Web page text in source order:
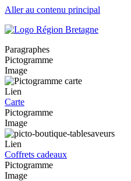
Aller au contenu principal
Paragraphes
Pictogramme
Image
Lien
Carte
Pictogramme
Image
Lien
Coffrets cadeaux
Pictogramme
Image